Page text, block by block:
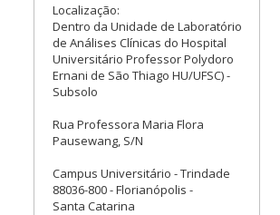
Localização:
Dentro da Unidade de Laboratório
de Análises Clínicas do Hospital
Universitário Professor Polydoro
Ernani de São Thiago HU/UFSC) -
Subsolo
Rua Professora Maria Flora
Pausewang, S/N
Campus Universitário - Trindade
88036-800 - Florianópolis -
Santa Catarina